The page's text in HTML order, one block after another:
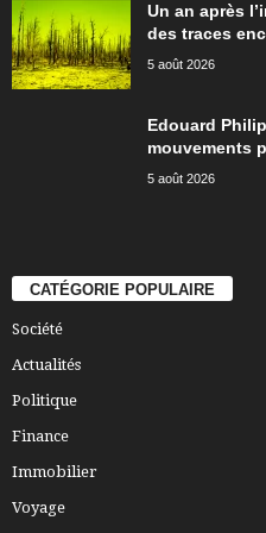
Un an après
des traces
5 août 2026
Edouard
mouvements
5 août 2026
CATÉGORIE POPULAIRE
Société
Actualités
Politique
Finance
Immobilier
Voyage